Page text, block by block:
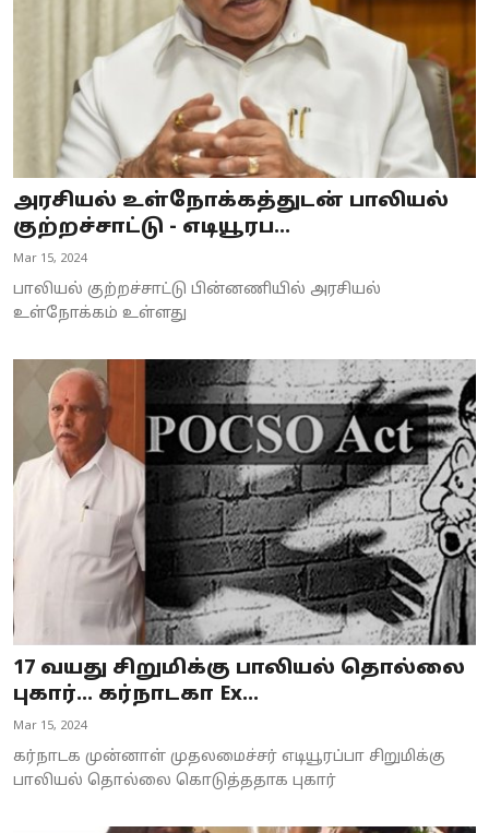
அரசியல் உள்நோக்கத்துடன் பாலியல்
குற்றச்சாட்டு - எடியூரப...
Mar 15, 2024
பாலியல் குற்றச்சாட்டு பின்னணியில் அரசியல்
உள்நோக்கம் உள்ளது
17 வயது சிறுமிக்கு பாலியல் தொல்லை
புகார்... கர்நாடகா Ex...
Mar 15, 2024
கர்நாடக முன்னாள் முதலமைச்சர் எடியூரப்பா சிறுமிக்கு
பாலியல் தொல்லை கொடுத்ததாக புகார்